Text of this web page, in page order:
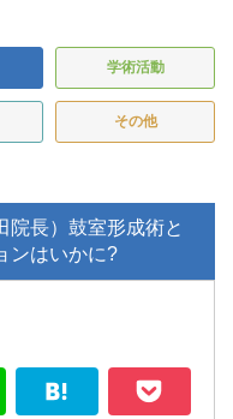
学術活動
その他
院長）鼓室形成術と
ンはいかに?
Line Hatena